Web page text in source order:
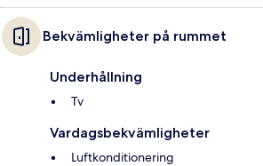
Bekvämligheter på rummet
Underhållning
Tv
Vardagsbekvämligheter
Luftkonditionering